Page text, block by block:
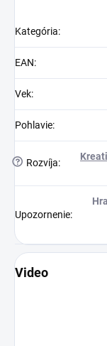
Kategória:
EAN:
Vek:
Pohlavie:
? Rozvíja:
Upozornenie:
Video